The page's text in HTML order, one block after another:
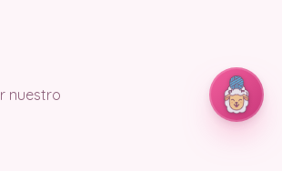
nuestro